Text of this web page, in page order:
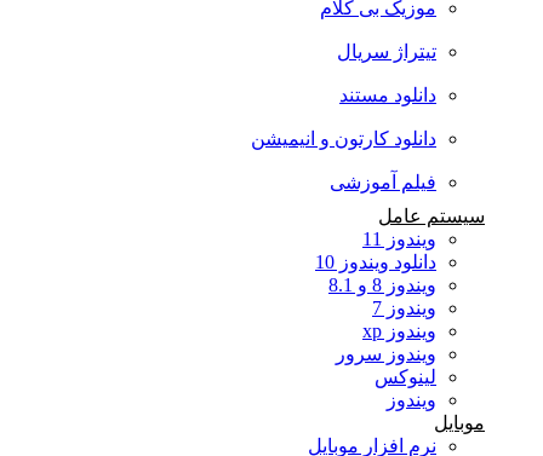
موزیک بی کلام
تیتراژ سریال
دانلود مستند
دانلود کارتون و انیمیشن
فیلم آموزشی
سیستم عامل
ویندوز 11
دانلود ویندوز 10
ویندوز 8 و 8.1
ویندوز 7
ویندوز xp
ویندوز سرور
لینوکس
ویندوز
موبایل
نرم افزار موبایل